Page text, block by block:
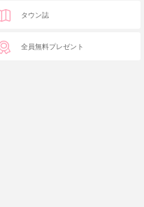
タウン誌
全員無料プレゼント